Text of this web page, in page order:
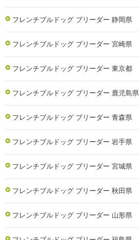
フレンチブルドッグ ブリーダー 静岡県
フレンチブルドッグ ブリーダー 宮崎県
フレンチブルドッグ ブリーダー 東京都
フレンチブルドッグ ブリーダー 鹿児島県
フレンチブルドッグ ブリーダー 青森県
フレンチブルドッグ ブリーダー 岩手県
フレンチブルドッグ ブリーダー 宮城県
フレンチブルドッグ ブリーダー 秋田県
フレンチブルドッグ ブリーダー 山形県